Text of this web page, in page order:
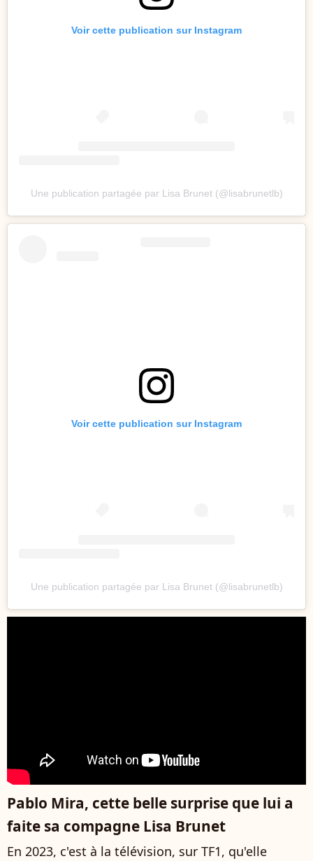
Voir cette publication sur Instagram
Une publication partagée par Lisa Brunet (@lisabrunetlb)
Voir cette publication sur Instagram
Une publication partagée par Lisa Brunet (@lisabrunetlb)
Pablo Mira, cette belle surprise que lui a
faite sa compagne Lisa Brunet
En 2023, c'est à la télévision, sur TF1, qu'elle